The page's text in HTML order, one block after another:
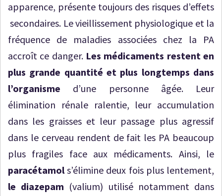
apparence, présente toujours des risques d’effets
secondaires. Le vieillissement physiologique et la
fréquence de maladies associées chez la PA
accroît ce danger. Les médicaments restent en
plus grande quantité et plus longtemps dans
l’organisme d’une personne âgée. Leur
élimination rénale ralentie, leur accumulation
dans les graisses et leur passage plus agressif
dans le cerveau rendent de fait les PA beaucoup
plus fragiles face aux médicaments. Ainsi, le
paracétamols’élimine deux fois plus lentement,
le diazepam (valium) utilisé notamment dans